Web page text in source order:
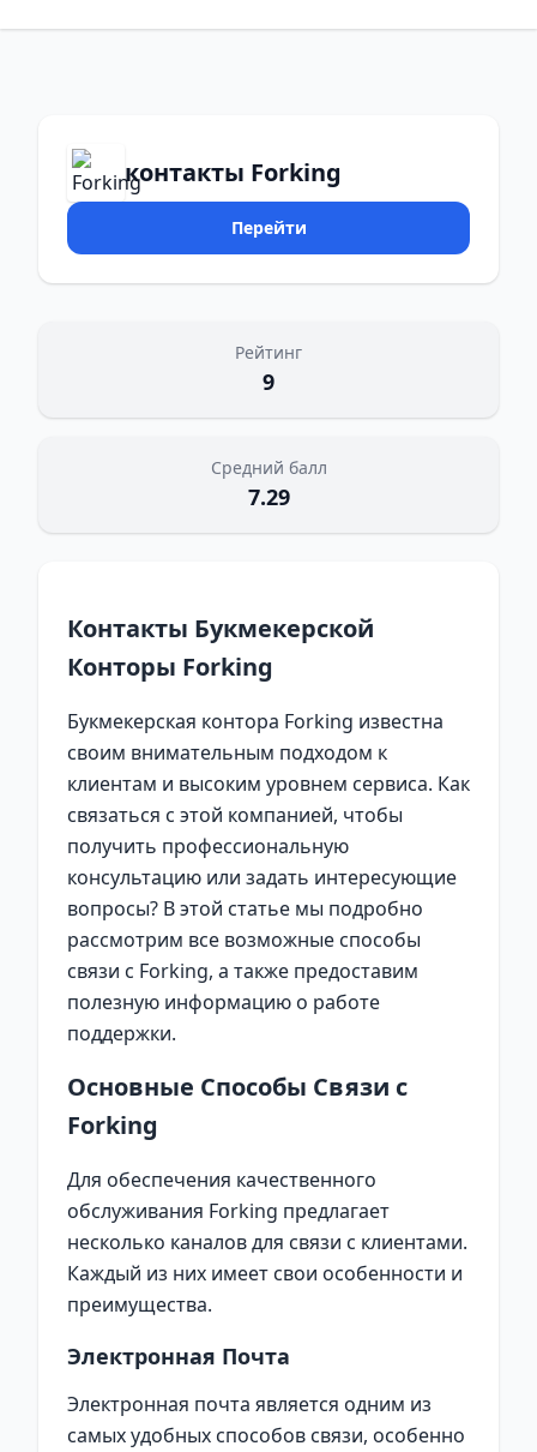
контакты Forking
Перейти
Рейтинг
9
Средний балл
7.29
Контакты Букмекерской
Конторы Forking
Букмекерская контора Forking известна
своим внимательным подходом к
клиентам и высоким уровнем сервиса. Как
связаться с этой компанией, чтобы
получить профессиональную
консультацию или задать интересующие
вопросы? В этой статье мы подробно
рассмотрим все возможные способы
связи с Forking, а также предоставим
полезную информацию о работе
поддержки.
Основные Способы Связи с
Forking
Для обеспечения качественного
обслуживания Forking предлагает
несколько каналов для связи с клиентами.
Каждый из них имеет свои особенности и
преимущества.
Электронная Почта
Электронная почта является одним из
самых удобных способов связи, особенно